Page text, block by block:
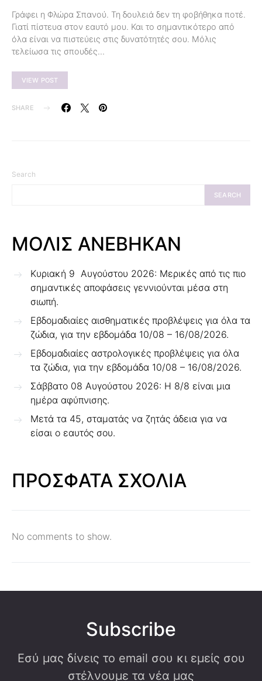
Γράφει η Φλώρα Σπανού. Τη δουλειά δεν τη φοβήθηκα ποτέ.
Γιατί πίστευα στον εαυτό μου. Και το σημαντικότερο από
όλα είναι να πιστεύεις στις δυνατότητές σου. Μόλις
τελείωσα τις σπουδές…
VIEW POST
SHARE
Search
SEARCH
ΜΟΛΙΣ ΑΝΕΒΗΚΑΝ
Κυριακή 9 Αυγούστου 2026: Μερικές από τις πιο
σημαντικές αποφάσεις γεννιούνται μέσα στη
σιωπή.
Εβδομαδιαίες αισθηματικές προβλέψεις για όλα τα
ζώδια, για την εβδομάδα 10/08 – 16/08/2026.
Εβδομαδιαίες αστρολογικές προβλέψεις για όλα
τα ζώδια, για την εβδομάδα 10/08 – 16/08/2026.
Σάββατο 08 Αυγούστου 2026: Η 8/8 είναι μια
ημέρα αφύπνισης.
Μετά τα 45, σταματάς να ζητάς άδεια για να
είσαι ο εαυτός σου.
ΠΡΟΣΦΑΤΑ ΣΧΟΛΙΑ
No comments to show.
Subscribe
Εσύ μας δίνεις το email σου κι εμείς σου
στέλνουμε τα νέα μας